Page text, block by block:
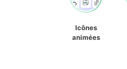
Icônes
animées